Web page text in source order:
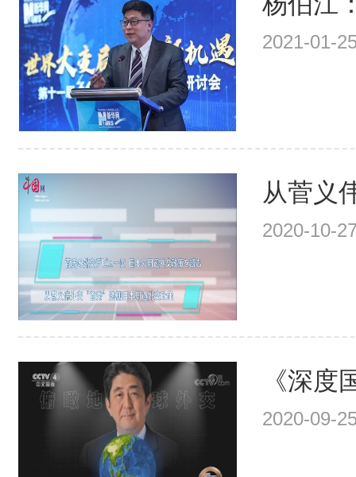
2021-01-
从菅义
2020-10-
《深
2020-09-